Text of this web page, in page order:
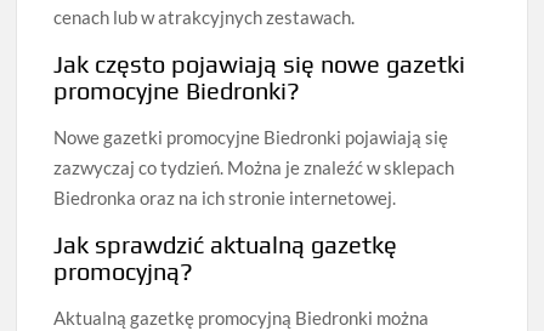
cenach lub w atrakcyjnych zestawach.
Jak często pojawiają się nowe gazetki
promocyjne Biedronki?
Nowe gazetki promocyjne Biedronki pojawiają się
zazwyczaj co tydzień. Można je znaleźć w sklepach
Biedronka oraz na ich stronie internetowej.
Jak sprawdzić aktualną gazetkę
promocyjną?
Aktualną gazetkę promocyjną Biedronki można